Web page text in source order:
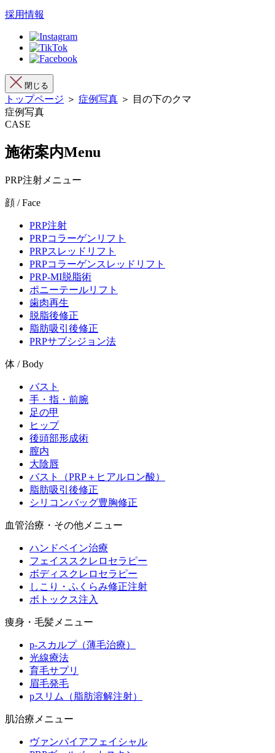
採用情報
閉じる
トップページ ＞ 症例写真 ＞ 目の下のクマ
症例写真
CASE
施術案内Menu
PRP注射メニュー
顔 / Face
PRP注射
PRPコラーゲンリフト
PRPスレッドリフト
PRPコラーゲンスレッドリフト
PRP-MI脱脂術
ポニーテールリフト
歯肉再生
脱脂後修正
脂肪吸引後修正
PRPサブシジョン法
体 / Body
バスト
手・指・前腕
足の甲
ヒップ
後頭部形成術
膣内
大陰唇
バスト（PRP＋ヒアルロン酸）
脂肪吸引後修正
シリコンバッグ豊胸修正
血管治療・その他メニュー
ハンドベイン治療
フェイススクレロセラピー
ボディスクレロセラピー
しこり・ふくらみ修正注射
ボトックス注入
痩身・毛髪メニュー
p-スカルプ（薄毛治療）
光線療法
育毛サプリ
眉毛発毛
pスリム（脂肪溶解注射）
肌治療メニュー
ヴァンパイアフェイシャル